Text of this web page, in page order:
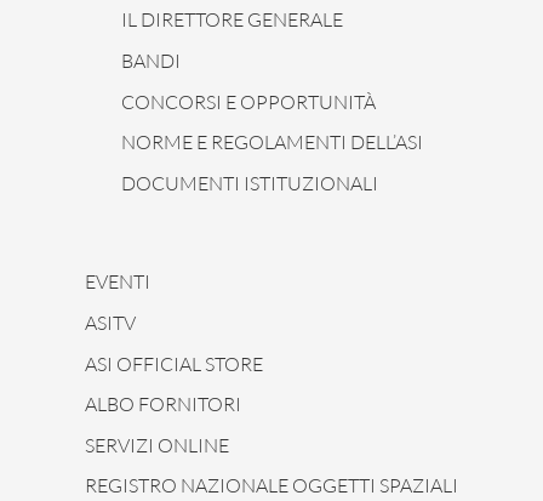
IL DIRETTORE GENERALE
BANDI
CONCORSI E OPPORTUNITÀ
NORME E REGOLAMENTI DELL’ASI
DOCUMENTI ISTITUZIONALI
EVENTI
ASITV
ASI OFFICIAL STORE
ALBO FORNITORI
SERVIZI ONLINE
REGISTRO NAZIONALE OGGETTI SPAZIALI